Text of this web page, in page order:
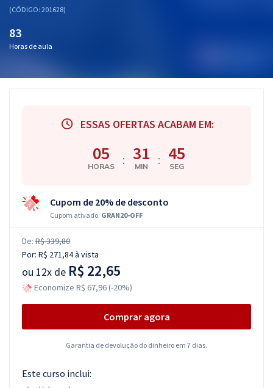
(CÓDIGO: 201628)
83
Horas de aula
ESSAS OFERTAS ACABAM EM:
05
HORAS : 31
MIN : 44
SEG
Cupom de 20% de desconto
Cupom ativado: GRAN20-OFF
De: R$ 339,80
Por: R$ 271,84à vista
ou 12x de R$ 22,65
Economize R$ 67,96 (-20%)
Comprar agora
Garantia de devolução do dinheiro em 7 dias.
Este curso inclui: